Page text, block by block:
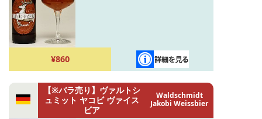
¥860
【※バラ売り】ヴァルトシ
ュミット ヤコビ ヴァイス
ビア
Waldschmidt
Jakobi Weissbier